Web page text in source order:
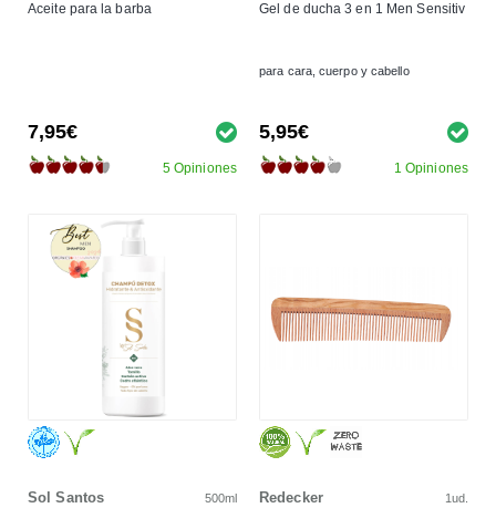
Aceite para la barba
7,95€
5 Opiniones
Gel de ducha 3 en 1 Men Sensitiv
para cara, cuerpo y cabello
5,95€
1 Opiniones
Sol Santos 500ml Redecker 1ud.